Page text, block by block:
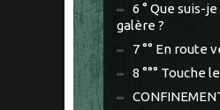
6 ° Que suis-
galère ?
7 °° En route
8 °°° Touche